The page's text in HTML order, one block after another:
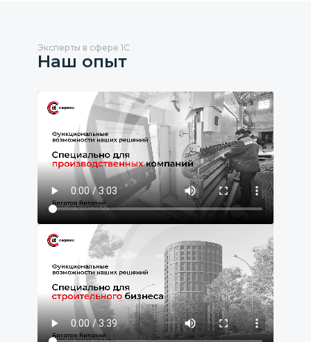
Эксперты в сфере 1С
Наш опыт